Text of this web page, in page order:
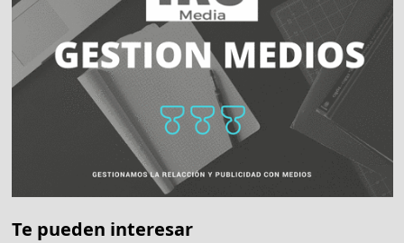
Te pueden interesar